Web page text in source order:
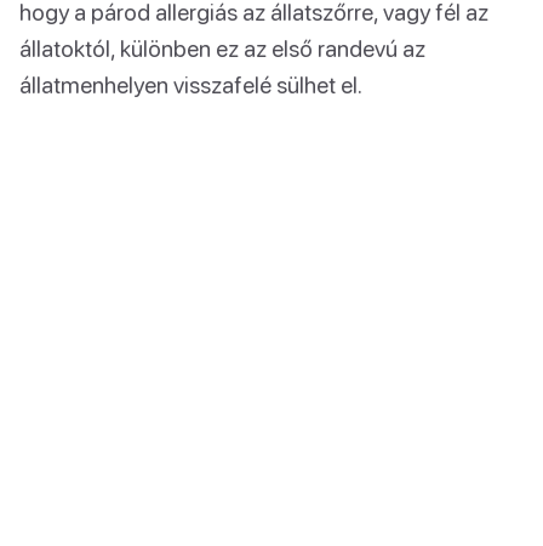
hogy a párod allergiás az állatszőrre, vagy fél az
állatoktól, különben ez az első randevú az
állatmenhelyen visszafelé sülhet el.